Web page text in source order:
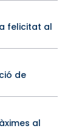
felicitat al
de
al